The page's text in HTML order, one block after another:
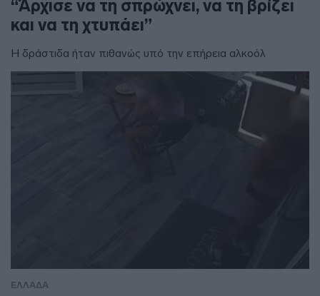
“Άρχισε να τη σπρώχνει, να τη βρίζει
και να τη χτυπάει”
Η δράστιδα ήταν πιθανώς υπό την επήρεια αλκοόλ
ΕΛΛΑΔΑ